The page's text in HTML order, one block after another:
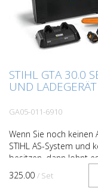
STIHL GTA 30.0
UND LADEGERÄT
GA05-011-6910
Wenn Sie noch keinen
STIHL AS-System und
besitzen, dann lohnt
Gehölzschneider STIHL
2 Lithium-Ionen-Akkus ...
325.00 / Set